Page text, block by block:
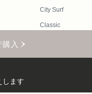
入
City Surf
Classic
します